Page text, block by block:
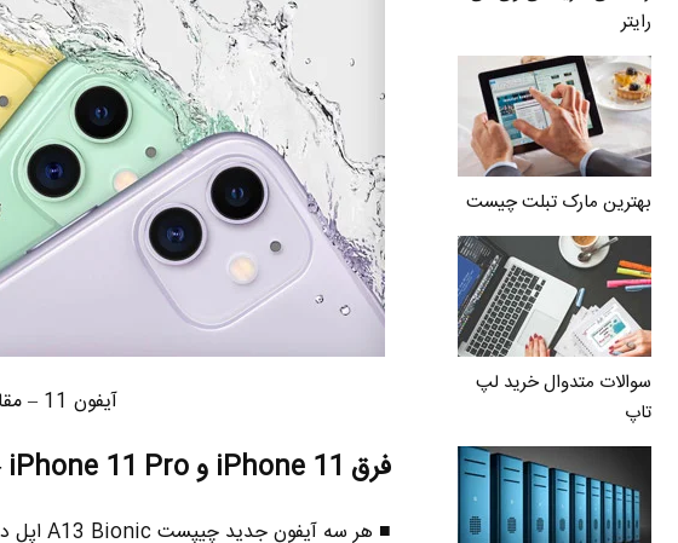
رایتر
بهترین مارک تبلت چیست
سوالات متدوال خرید لپ
تاپ
آیفون 11 – مقاوم در برابر آب و گرد و خاک
فرق iPhone 11 و iPhone 11 Pro – سخت افزار
■ هر سه آیفون جدید چیپست A13 Bionic اپل دارن که از این نظر فرقی با هم ندارن .